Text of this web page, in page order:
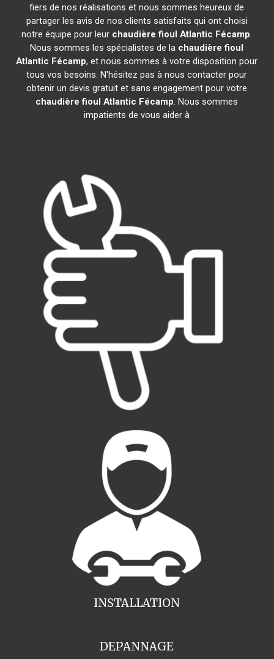
fiers de nos réalisations et nous sommes heureux de
partager les avis de nos clients satisfaits qui ont choisi
notre équipe pour leur chaudière fioul Atlantic Fécamp.
Nous sommes les spécialistes de la chaudière fioul
Atlantic Fécamp, et nous sommes à votre disposition pour
tous vos besoins. N'hésitez pas à nous contacter pour
obtenir un devis gratuit et sans engagement pour votre
chaudière fioul Atlantic Fécamp. Nous sommes
impatients de vous aider à
INSTALLATION
DEPANNAGE